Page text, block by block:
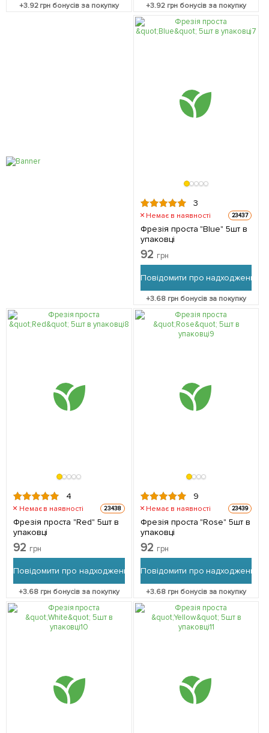
+3.92грн бонусів за покупку +3.92 грн бонусів за покупку
3
Немає в наявності 23437
Фрезія проста "Blue" 5шт в
упаковці
92 грн
Повідомити про надходження
+3.68грн бонусів за покупку
4
Немає в наявності 23438
Фрезія проста "Red" 5шт в
упаковці
92 грн
Повідомити про надходження
+3.68 грн бонусів за покупку
9
Немає в наявності 23439
Фрезія проста "Rose" 5шт в
упаковці
92 грн
Повідомити про надходження
+3.68грн бонусів за покупку